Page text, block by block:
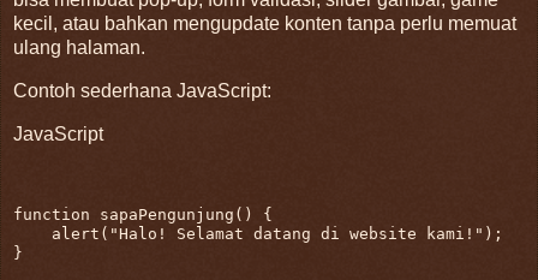
kecil, atau bahkan mengupdate konten tanpa perlu memuat
ulang halaman.
Contoh sederhana JavaScript:
JavaScript
function sapaPengunjung () {
    alert(
"Halo! Selamat datang di website kami!" );
}